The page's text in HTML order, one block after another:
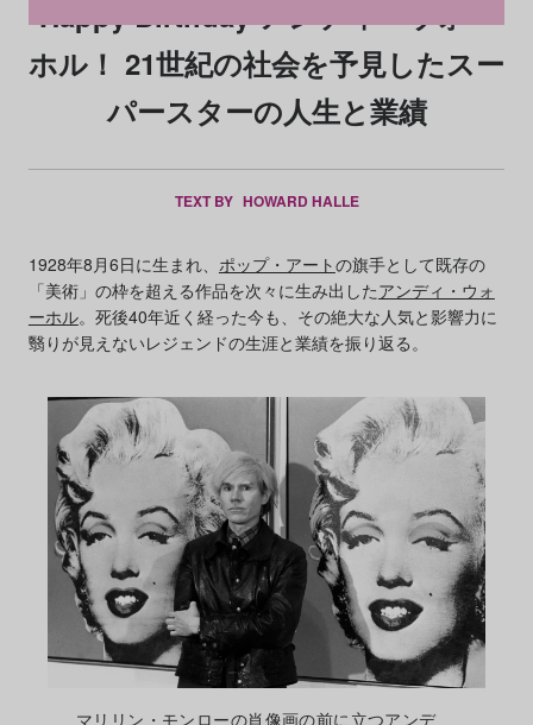
Happy Birthday アンディ・ウォー
ホル！ 21世紀の社会を予見したスー
パースターの人生と業績
TEXT BY HOWARD HALLE
1928年8月6日に生まれ、 ポップ・アートの旗手として既存の
「美術」の枠を超える作品を次々に生み出したアンディ・ウォ
ーホル。死後40年近く経った今も、その絶大な人気と影響力に
翳りが見えないレジェンドの生涯と業績を振り返る。
マリリン・モンローの肖像画の前に立つアンデ